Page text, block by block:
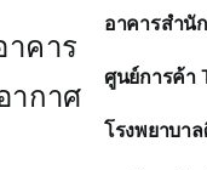
าคาร
ากาศ
อาคารสำนั
ศูนย์การค้า
โรงพยาบา